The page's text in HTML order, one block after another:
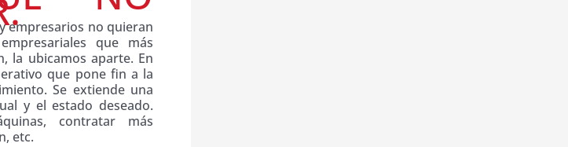
empresarios no quieran
que más
la ubicamos aparte. En
que pone fin a la
Se extiende una
y el estado deseado.
contratar más
etc.